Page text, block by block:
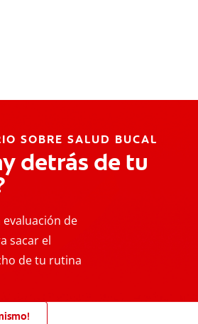
SOBRE SALUD BUCAL
detrás de tu
evaluación de
sacar el
de tu rutina